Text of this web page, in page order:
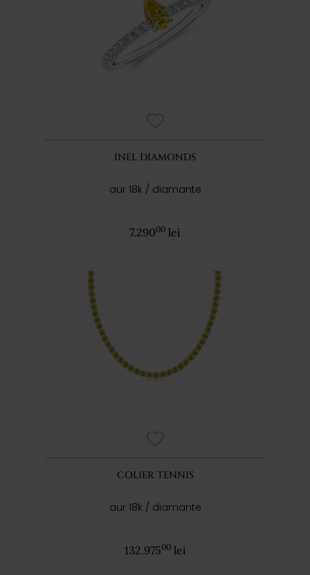
INEL DIAMONDS
aur 18k / diamante
7.29000 lei
COLIER TENNIS
aur 18k / diamante
132.97500 lei